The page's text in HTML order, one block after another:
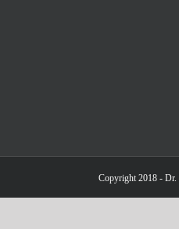
Copyright 2018 -